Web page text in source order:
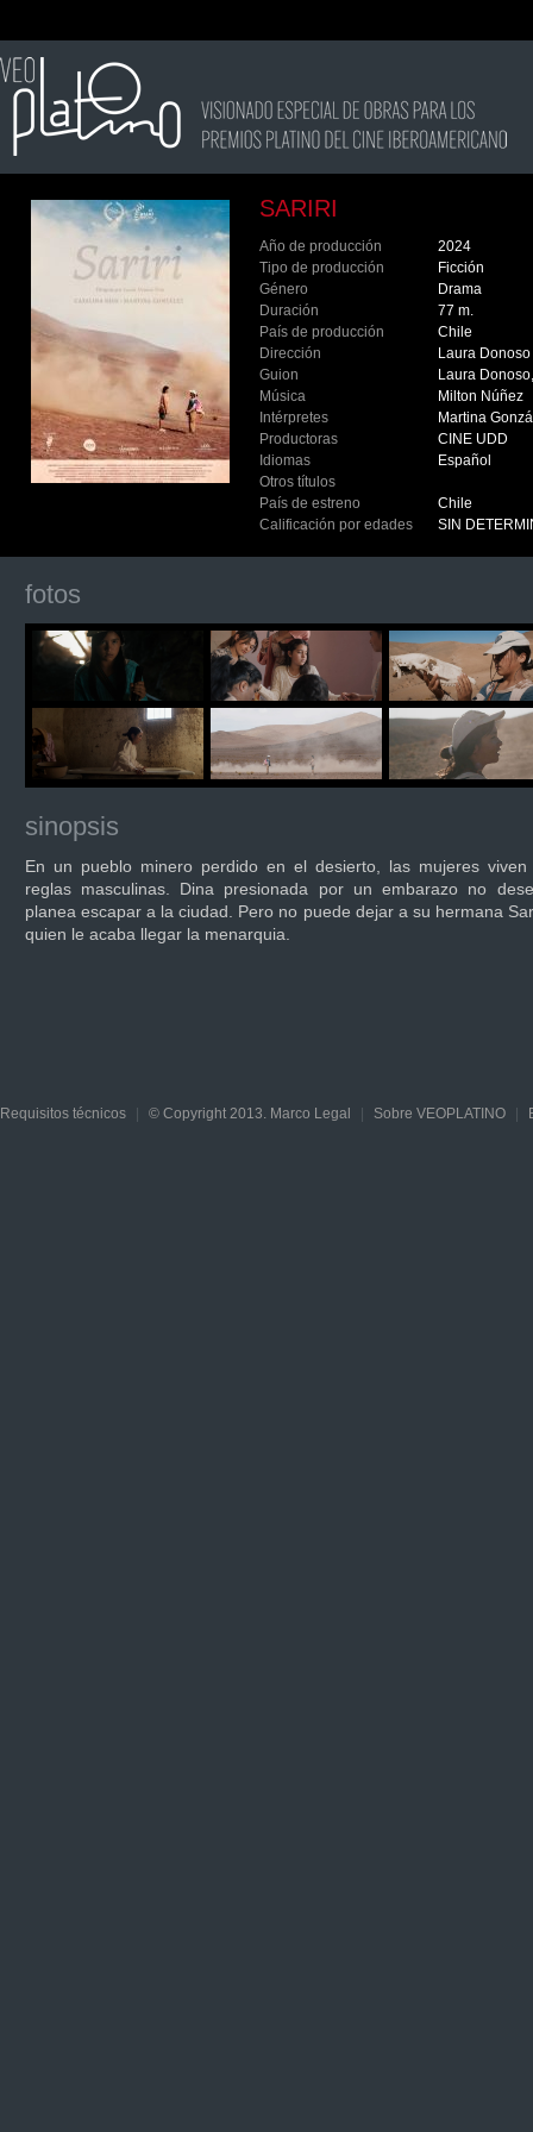
SARIRI
Año de producción
2024
Tipo de producción
Ficción
Género
Drama
Duración
77 m.
País de producción
Chile
Dirección
Laura Donoso
Guion
Laura
Música
Milton Núñez
Intérpretes
Martina
Productoras
CINE UDD
Idiomas
Español
Otros títulos
País de estreno
Chile
Calificación por edades
SIN
fotos
sinopsis
En un pueblo minero perdido en el desierto, las mujeres viven
reglas masculinas. Dina presionada por un embarazo no
planea escapar a la ciudad. Pero no puede dejar a su hermana
quien le acaba llegar la menarquia.
Requisitos técnicos © Copyright 2013. Marco Legal Sobre VEOPLATINO